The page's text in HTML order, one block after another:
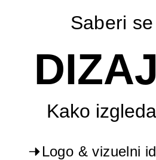
Saberi se
Kako
Logo & vizuelni